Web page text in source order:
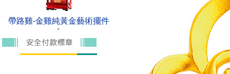
帶路雞-金雞純黃金藝術擺件